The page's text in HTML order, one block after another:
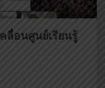
ลื่อนศูนย์เรียนรู้